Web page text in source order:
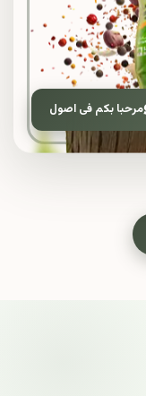
مرحبا بكم فى اصول